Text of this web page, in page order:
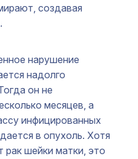
создавая
нарушение
надолго
он не
месяцев, а
инфицированных
в опухоль. Хотя
шейки матки, это